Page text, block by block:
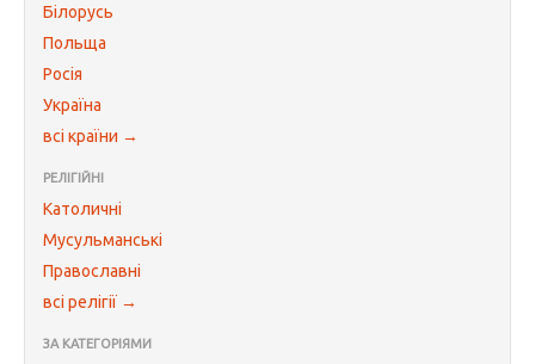
Білорусь
Польща
Росія
Україна
всі країни →
РЕЛІГІЙНІ
Католичні
Мусульманські
Православні
всі релігії →
ЗА КАТЕГОРІЯМИ